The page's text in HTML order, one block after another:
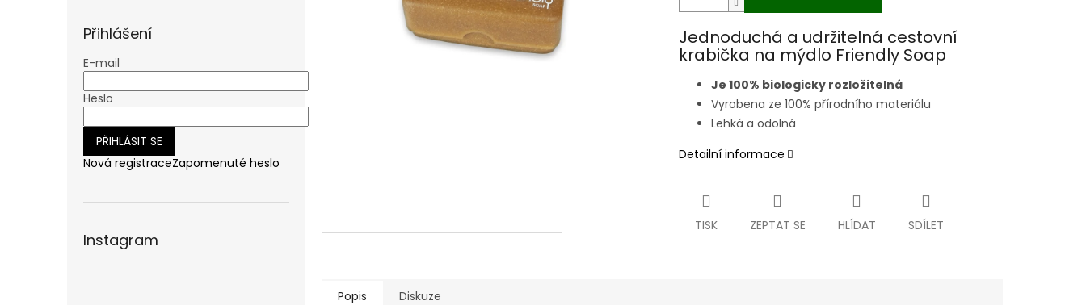
Přihlášení
E-mail
Heslo
PŘIHLÁSIT SE
Nová registraceZapomenuté heslo
Instagram
Jednoduchá a udržitelná cestovní
krabička na mýdlo Friendly Soap
Je 100% biologicky rozložitelná
Vyrobena ze 100% přírodního materiálu
Lehká a odolná
Detailní informace
TISK ZEPTAT SE HLÍDAT SDÍLET
Popis Diskuze